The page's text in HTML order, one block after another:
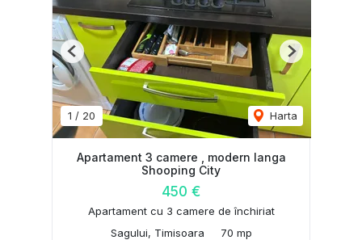
1 / 20 Harta
Previous Next
Apartament 3 camere , modern langa
Shooping City
450 €
Apartament cu 3 camere de închiriat
Sagului, Timisoara
70 mp